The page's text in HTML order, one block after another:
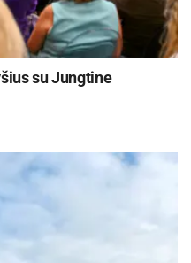
KSI vertinime turėti 74
su Jungtine